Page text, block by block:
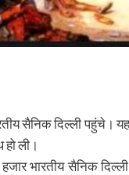
सैनिक दिल्ली पहुंचे।
ली।
भारतीय सैनिक